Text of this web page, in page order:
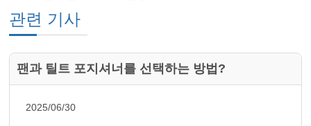
관련 기사
팬과 틸트 포지셔너를 선택하는 방법?
2025/06/30